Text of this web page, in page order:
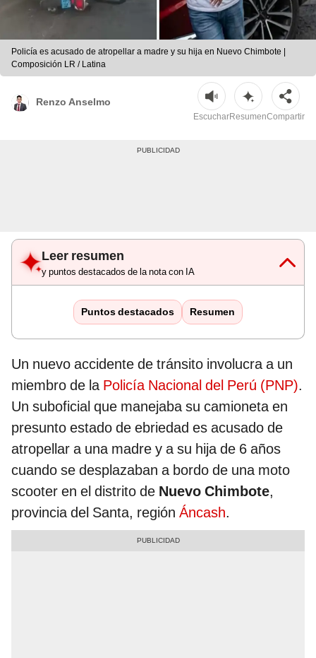
Policía es acusado de atropellar a madre y su hija en Nuevo Chimbote |
Composición LR / Latina
Renzo Anselmo
EscucharResumenCompartir
Leer resumen
y puntos destacados de la nota con IA
Puntos destacados Resumen
Un nuevo accidente de tránsito involucra a un
miembro de la Policía Nacional del Perú (PNP).
Un suboficial que manejaba su camioneta en
presunto estado de ebriedad es acusado de
atropellar a una madre y a su hija de 6 años
cuando se desplazaban a bordo de una moto
scooter en el distrito de Nuevo Chimbote,
provincia del Santa, región Áncash.